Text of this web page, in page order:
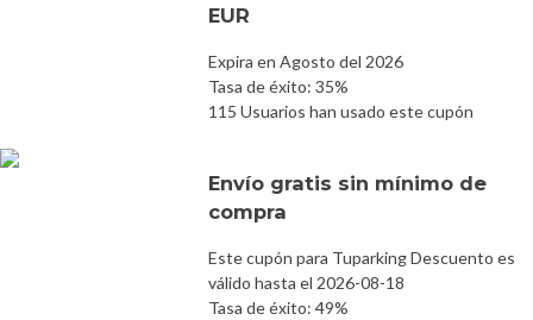
EUR
Expira en Agosto del 2026
Tasa de éxito: 35%
115 Usuarios han usado este cupón
Envío gratis sin mínimo de
compra
Este cupón para Tuparking Descuento es
válido hasta el 2026-08-18
Tasa de éxito: 49%